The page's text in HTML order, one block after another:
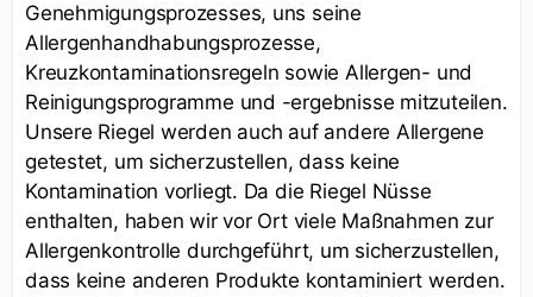
Genehmigungsprozesses, uns seine
Allergenhandhabungsprozesse,
Kreuzkontaminationsregeln sowie Allergen- und
Reinigungsprogramme und -ergebnisse mitzuteilen.
Unsere Riegel werden auch auf andere Allergene
getestet, um sicherzustellen, dass keine
Kontamination vorliegt. Da die Riegel Nüsse
enthalten, haben wir vor Ort viele Maßnahmen zur
Allergenkontrolle durchgeführt, um sicherzustellen,
dass keine anderen Produkte kontaminiert werden.